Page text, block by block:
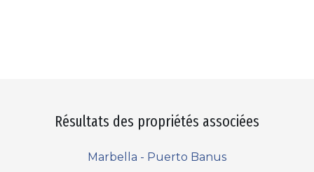
Résultats des propriétés associées
Marbella - Puerto Banus